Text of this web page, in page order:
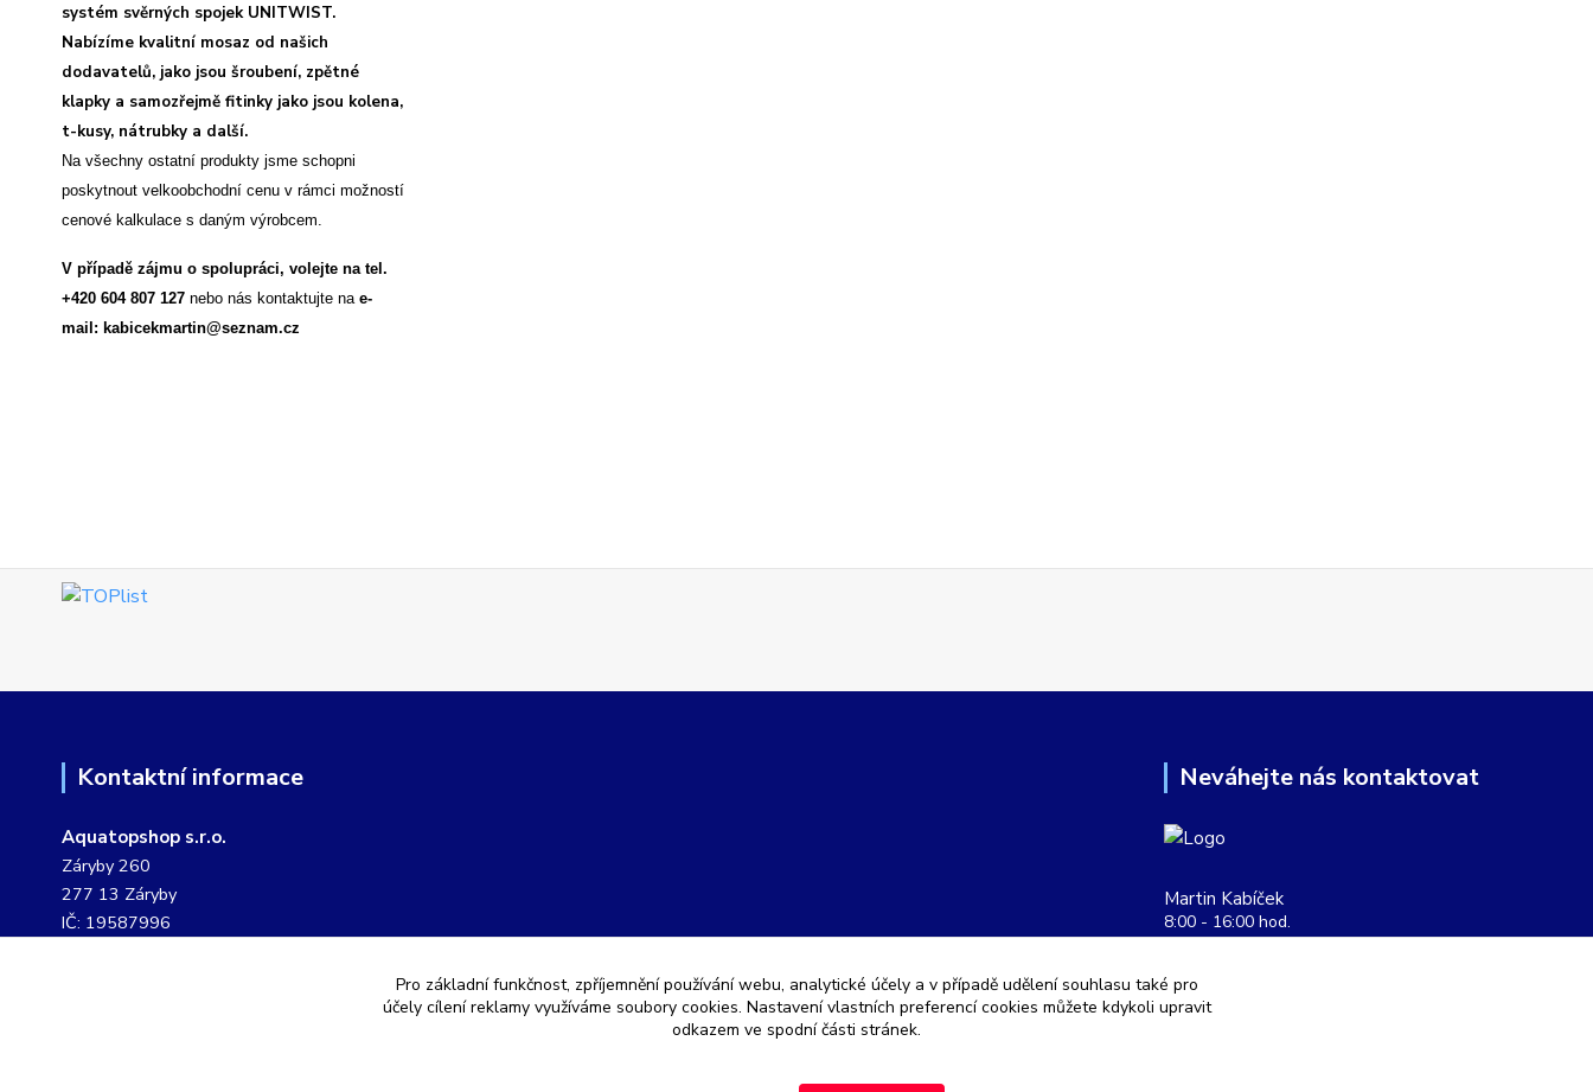
systém svěrných spojek UNITWIST.
Nabízíme kvalitní mosaz od našich
dodavatelů, jako jsou šroubení, zpětné
klapky a samozřejmě fitinky jako jsou kolena,
t-kusy, nátrubky a další.
Na všechny ostatní produkty jsme schopni
poskytnout velkoobchodní cenu v rámci možností
cenové kalkulace s daným výrobcem.
V případě zájmu o spolupráci, volejte na tel.
+420 604 807 127 nebo nás kontaktujte na e-
mail: kabicekmartin@seznam.cz
Kontaktní informace
Aquatopshop s.r.o.
Záryby 260
277 13 Záryby
IČ: 19587996
Neváhejte nás kontaktovat
Martin Kabíček
8:00 - 16:00 hod.
Pro základní funkčnost, zpříjemnění používání webu, analytické účely a v případě udělení souhlasu také pro
účely cílení reklamy využíváme soubory cookies. Nastavení vlastních preferencí cookies můžete kdykoli upravit
odkazem ve spodní části stránek.